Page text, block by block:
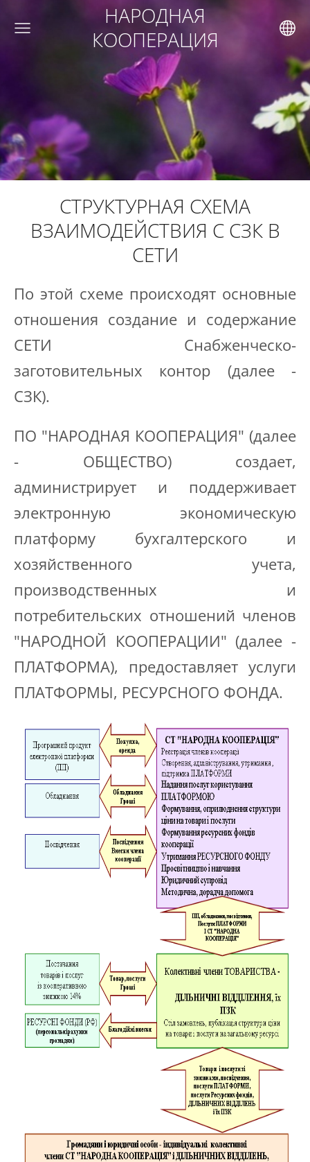
НАРОДНАЯ
КООПЕРАЦИЯ
СТРУКТУРНАЯ СХЕМА
ВЗАИМОДЕЙСТВИЯ С СЗК В
СЕТИ
По этой схеме происходят основные
отношения создание и содержание
СЕТИ Снабженческо-
заготовительных контор (далее -
СЗК).
ПО "НАРОДНАЯ КООПЕРАЦИЯ" (далее
- ОБЩЕСТВО) создает,
администрирует и поддерживает
электронную экономическую
платформу бухгалтерского и
хозяйственного учета,
производственных и
потребительских отношений членов
"НАРОДНОЙ КООПЕРАЦИИ" (далее -
ПЛАТФОРМА), предоставляет услуги
ПЛАТФОРМЫ, РЕСУРСНОГО ФОНДА.